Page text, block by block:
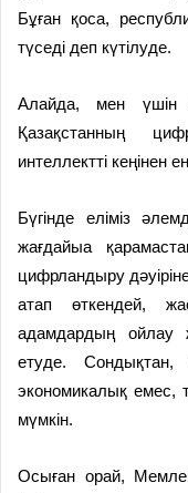
Бұған қоса,
түседі деп күтілуде.
Алайда, мен үшін
Қазақстанның
интеллектті кеңінен
Бүгінде еліміз
жағдайыа
цифрландыру
атап өткендей,
адамдардың ойлау
етуде.
экономикалық емес,
мүмкін.
Осыған орай,